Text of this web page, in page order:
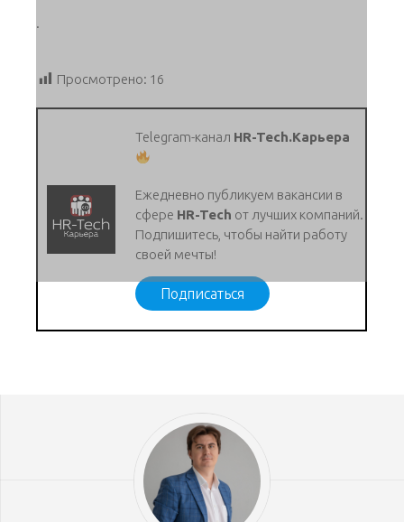
.
Просмотрено: 16
Telegram-канал HR-Tech.Карьера
Ежедневно публикуем вакансии в
сфере HR-Tech от лучших компаний.
Подпишитесь, чтобы найти работу
своей мечты!
Подписаться